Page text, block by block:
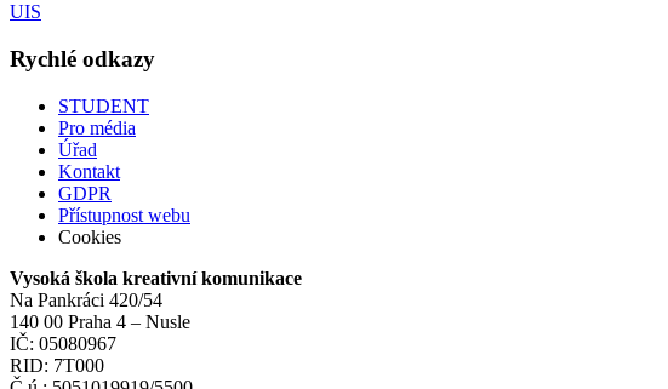
UIS
Rychlé odkazy
STUDENT
Pro média
Úřad
Kontakt
GDPR
Přístupnost webu
Cookies
Vysoká škola kreativní komunikace
Na Pankráci 420/54
140 00 Praha 4 – Nusle
IČ: 05080967
RID: 7T000